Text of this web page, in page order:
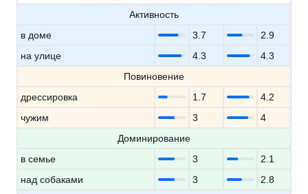
Активность
в доме
3.7
2.9
на улице
4.3
4.3
Повиновение
дрессировка
1.7
4.2
чужим
3
4
Доминирование
в семье
3
2.1
над собаками
3
2.8